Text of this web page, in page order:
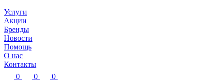
Услуги
Акции
Бренды
Новости
Помощь
О нас
Контакты
0
0
0